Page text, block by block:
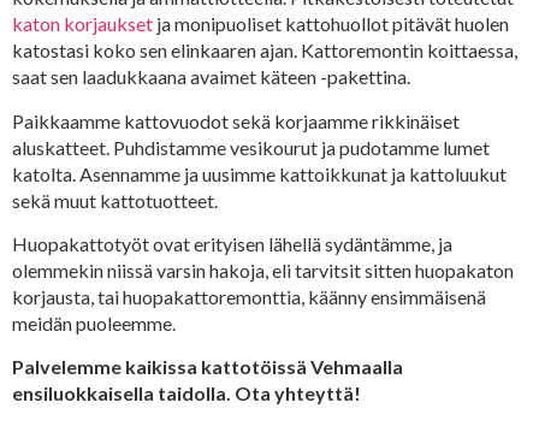
katon korjaukset ja monipuoliset kattohuollot pitävät huolen
katostasi koko sen elinkaaren ajan. Kattoremontin koittaessa,
saat sen laadukkaana avaimet käteen -pakettina.
Paikkaamme kattovuodot sekä korjaamme rikkinäiset
aluskatteet. Puhdistamme vesikourut ja pudotamme lumet
katolta. Asennamme ja uusimme kattoikkunat ja kattoluukut
sekä muut kattotuotteet.
Huopakattotyöt ovat erityisen lähellä sydäntämme, ja
olemmekin niissä varsin hakoja, eli tarvitsit sitten huopakaton
korjausta, tai huopakattoremonttia, käänny ensimmäisenä
meidän puoleemme.
Palvelemme kaikissa kattotöissä Vehmaalla
ensiluokkaisella taidolla. Ota yhteyttä!